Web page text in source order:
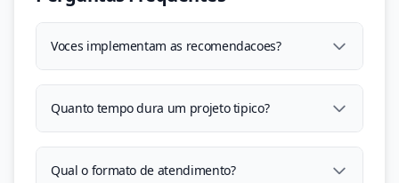
Voces implementam as recomendacoes?
Quanto tempo dura um projeto tipico?
Qual o formato de atendimento?